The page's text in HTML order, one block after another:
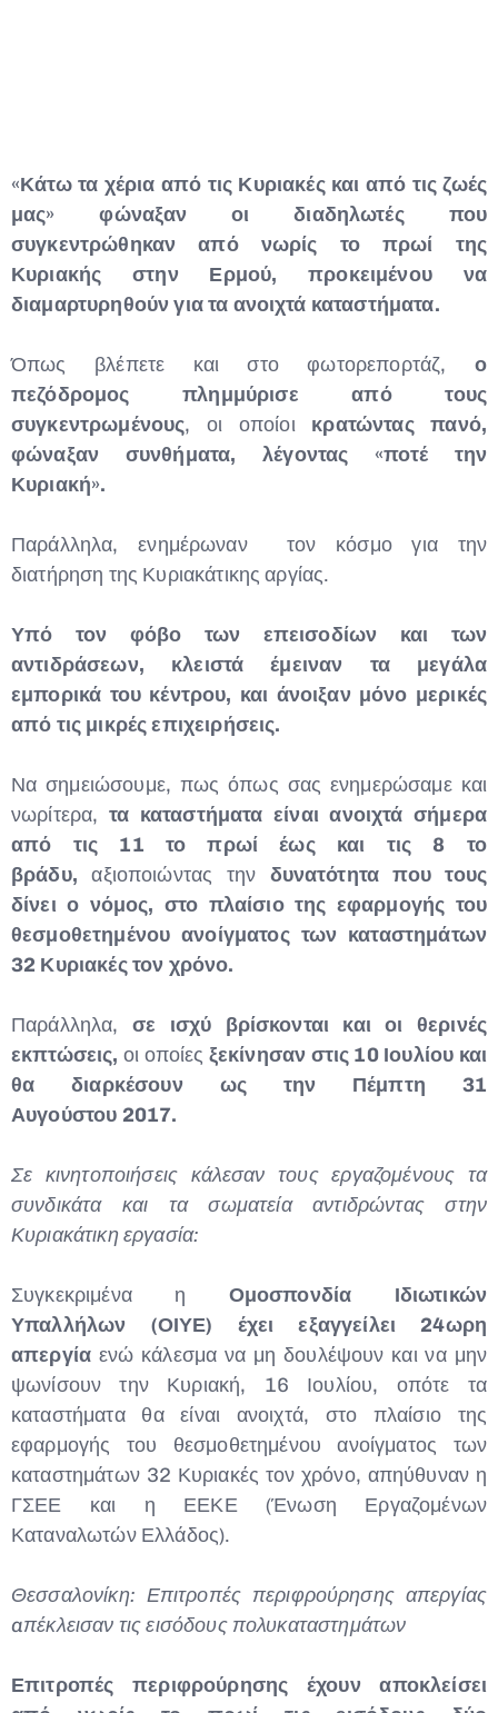
«Κάτω τα χέρια από τις Κυριακές και από τις ζωές
μας» φώναξαν οι διαδηλωτές που
συγκεντρώθηκαν από νωρίς το πρωί της
Κυριακής στην Ερμού, προκειμένου να
διαμαρτυρηθούν για τα ανοιχτά καταστήματα.
Όπως βλέπετε και στο φωτορεπορτάζ, ο
πεζόδρομος πλημμύρισε από τους
συγκεντρωμένους, οι οποίοι
κρατώντας πανό,
φώναξαν
συνθήματα, λέγοντας «ποτέ την
Κυριακή».
Παράλληλα, ενημέρωναν τον κόσμο για την
διατήρηση της Κυριακάτικης αργίας.
Υπό τον φόβο των επεισοδίων και των
αντιδράσεων, κλειστά έμειναν τα μεγάλα
εμπορικά του κέντρου, και άνοιξαν μόνο μερικές
από τις μικρές επιχειρήσεις.
Να σημειώσουμε, πως όπως σας ενημερώσαμε και
νωρίτερα, τα καταστήματα είναι ανοιχτά σήμερα
από τις 11 το πρωί έως και τις 8 το
βράδυ,
αξιοποιώντας την δυνατότητα που τους
δίνει ο νόμος, στο πλαίσιο της εφαρμογής του
θεσμοθετημένου ανοίγματος των καταστημάτων
32 Κυριακές τον χρόνο.
Παράλληλα, σε ισχύ βρίσκονται και οι θερινές
εκπτώσεις, οι οποίες ξεκίνησαν στις 10 Ιουλίου και
θα διαρκέσουν ως την Πέμπτη 31
Αυγούστου 2017.
Σε κινητοποιήσεις κάλεσαν τους εργαζομένους τα
συνδικάτα και τα σωματεία αντιδρώντας στην
Κυριακάτικη εργασία:
Συγκεκριμένα η Ομοσπονδία Ιδιωτικών
Υπαλλήλων (ΟΙΥΕ) έχει εξαγγείλει 24ωρη
απεργία ενώ κάλεσμα να μη δουλέψουν και να μην
ψωνίσουν την Κυριακή, 16 Ιουλίου, οπότε τα
καταστήματα θα είναι ανοιχτά, στο πλαίσιο της
εφαρμογής του θεσμοθετημένου ανοίγματος των
καταστημάτων 32 Κυριακές τον χρόνο, απηύθυναν η
ΓΣΕΕ και η ΕΕΚΕ (Ένωση Εργαζομένων
Καταναλωτών Ελλάδος).
Θεσσαλονίκη: Επιτροπές περιφρούρησης απεργίας
aπέκλεισαν τις εισόδους πολυκαταστημάτων
Επιτροπές περιφρούρησης έχουν αποκλείσει